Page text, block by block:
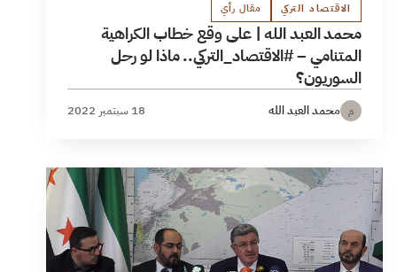
الاقتصاد التركي مقال رأي
محمد العبد الله | على وقع خطاب الكراهية
المتنامي – #الاقتصاد_التركي.. ماذا لو رحل
السوريون؟
م محمد العبد الله 18 سبتمبر 2022